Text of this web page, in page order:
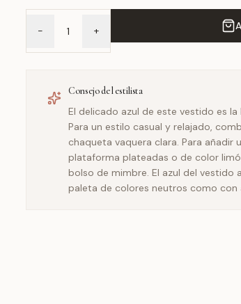
- +
Consejo del estilista
El delicado azul de este vestido es
Para un estilo casual y relajado,
chaqueta vaquera clara. Para
plataforma plateadas o de color
bolso de mimbre. El azul del
paleta de colores neutros como con